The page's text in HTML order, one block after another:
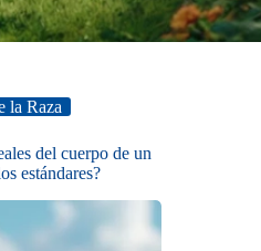
la Raza
del cuerpo de un
estándares?